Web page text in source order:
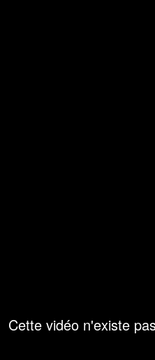
Cette vidéo n'existe